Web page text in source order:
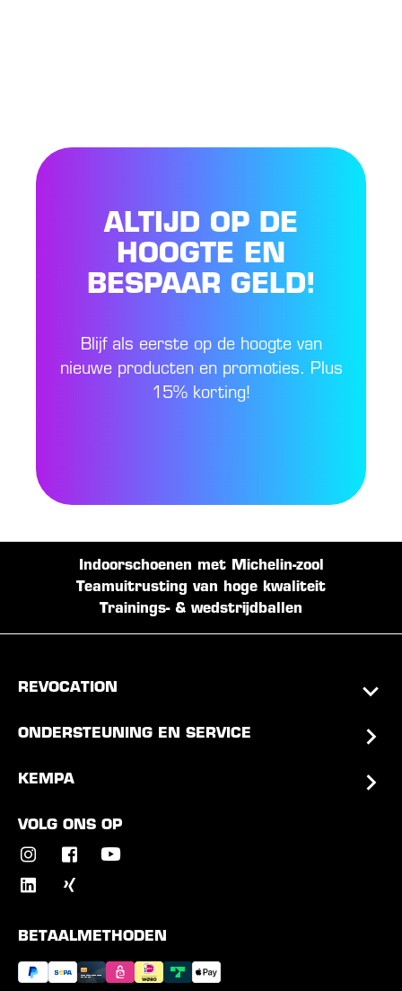
ALTIJD OP DE
HOOGTE EN
BESPAAR GELD!
Blijf als eerste op de hoogte van
nieuwe producten en promoties. Plus
15% korting!
Indoorschoenen met Michelin-zool
Teamuitrusting van hoge kwaliteit
Trainings- & wedstrijdballen
REVOCATION
ONDERSTEUNING EN SERVICE
KEMPA
VOLG ONS OP
BETAALMETHODEN